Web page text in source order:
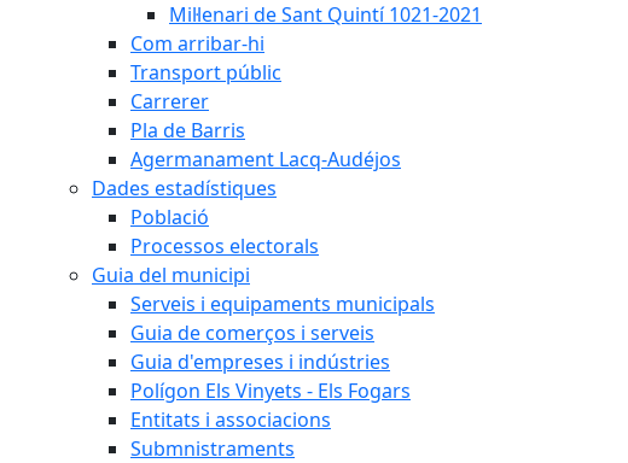
Mil·lenari de Sant Quintí 1021-2021
Com arribar-hi
Transport públic
Carrerer
Pla de Barris
Agermanament Lacq-Audéjos
Dades estadístiques
Població
Processos electorals
Guia del municipi
Serveis i equipaments municipals
Guia de comerços i serveis
Guia d'empreses i indústries
Polígon Els Vinyets - Els Fogars
Entitats i associacions
Submnistraments